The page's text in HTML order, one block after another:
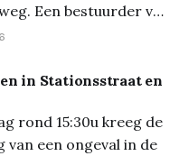
Een bestuurder van
een manoeuvre om af
een inhaalmanoeuvre
kwamen in
waarbij ook één
in Stationsstraat en
rond 15:30u kreeg de
van een ongeval in de